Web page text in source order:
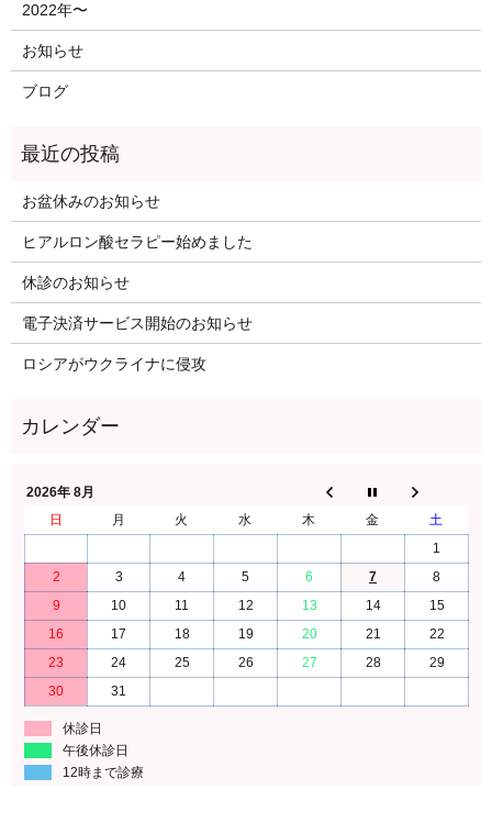
2022年〜
お知らせ
ブログ
お盆休みのお知らせ
ヒアルロン酸セラピー始めました
休診のお知らせ
電子決済サービス開始のお知らせ
ロシアがウクライナに侵攻
2026年 8月
日
月 火 水 木 金
土
1
2
3 4 5 6 7
8
9
10 11 12 13 14
15
16
17 18 19 20 21
22
23
24 25 26 27 28
29
30
31
休診日
午後休診日
12時まで診療